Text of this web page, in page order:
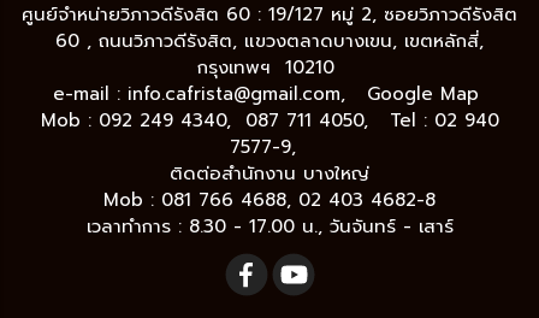
ศูนย์จำหน่ายวิภาวดีรังสิต 60 : 19/127 หมู่ 2, ซอยวิภาวดีรังสิต
60 , ถนนวิภาวดีรังสิต, แขวงตลาดบางเขน, เขตหลักสี่,
กรุงเทพฯ 10210
e-mail : info.cafrista@gmail.com,
Google Map
Mob : 092 249 4340, 087 711 4050, Tel : 02 940
7577-9,
ติดต่อสำนักงาน บางใหญ่
Mob : 081 766 4688, 02 403 4682-8
เวลาทำการ : 8.30 - 17.00 น., วันจันทร์ - เสาร์